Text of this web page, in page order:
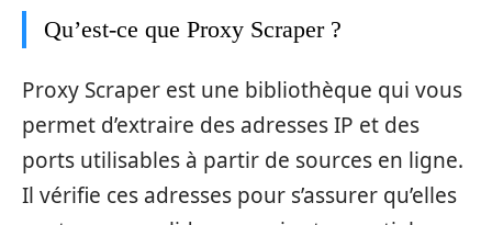
Qu’est-ce que Proxy Scraper ?
Proxy Scraper est une bibliothèque qui vous
permet d’extraire des adresses IP et des
ports utilisables à partir de sources en ligne.
Il vérifie ces adresses pour s’assurer qu’elles